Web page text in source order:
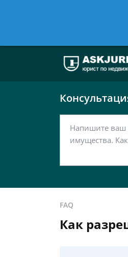
FAQ
Как